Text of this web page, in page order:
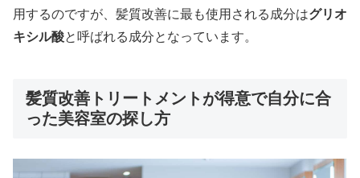
用するのですが、髪質改善に最も使用される成分はグリオ
キシル酸と呼ばれる成分となっています。
髪質改善トリートメントが得意で自分に合
った美容室の探し方